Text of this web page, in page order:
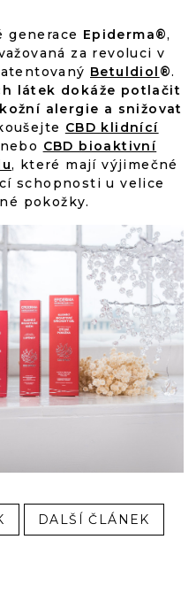
generace Epiderma®,
za revoluci v
Betuldiol ®.
látek dokáže potlačit
alergie a snižovat
CBD klidnící
nebo CBD bioaktivní
, které mají výjimečné
schopnosti u velice
pokožky.
DALŠÍ ČLÁNEK